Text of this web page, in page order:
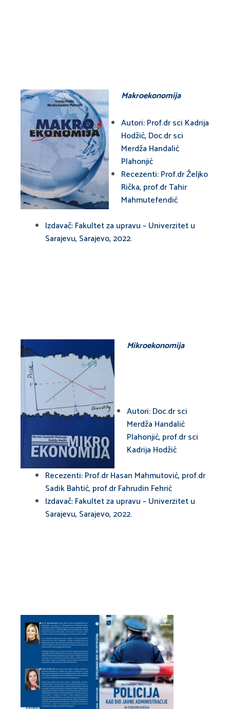
Makroekonomija
Autori: Prof.dr sci Kadrija
Hodžić, Doc.dr sci
Merdža Handalić
Plahonjić
Recezenti: Prof.dr Željko
Rička, prof.dr Tahir
Mahmutefendić
Izdavač: Fakultet za upravu – Univerzitet u
Sarajevu, Sarajevo, 2022.
Mikroekonomija
Autori: Doc.dr sci
Merdža Handalić
Plahonjić, prof.dr sci
Kadrija Hodžić
Recezenti: Prof.dr Hasan Mahmutović, prof.dr
Sadik Bahtić, prof.dr Fahrudin Fehrić
Izdavač: Fakultet za upravu – Univerzitet u
Sarajevu, Sarajevo, 2022.